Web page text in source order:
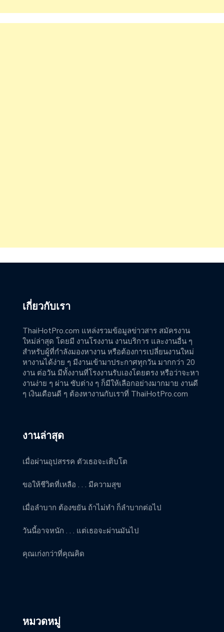
เกี่ยวกับเรา
ThaiHotPro.com แหล่งรวมข้อมูลข่าวสาร สมัครงาน
ใหม่ล่าสุด โดยมี งานโรงงาน งานบริการ และงานอื่น ๆ
สำหรับผู้ที่กำลังมองหางาน หรือต้องการเปลี่ยนงานใหม่
หางานได้ง่าย ๆ มีงานเข้ามาประกาศทุกวัน มากกว่า 20
งาน ต่อวัน มีทั้งงานที่โรงงานรับเองโดยตรง หรือว่าจะหา
งานง่าย ๆ ผ่าน ซับต่าง ๆ ก็มีให้เลือกอย่างมากมาย งานดี
ๆ เงินเดือนดี ๆ ต้องหางานกับเราที่ ThaiHotPro.com
งานล่าสุด
เมื่อผ่านอุปสรรค ตัวเธอจะเติบโต
ขอให้ชีวิตที่เหลือ . . . มีความสุข
เมื่อลำบาก ต้องขยัน ถ้าไม่ทำ ก็ลำบากต่อไป
วันนี้อาจหนัก . . . แต่เธอจะผ่านมันไป
คุณเก่งกว่าที่คุณคิด
หมวดหมู่